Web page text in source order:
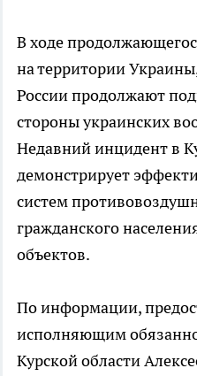
В ходе
на территории
России продолжают
стороны украинских
Недавний инцидент в
демонстрирует
систем
гражданского
объектов.
По информации,
исполняющим
Курской области